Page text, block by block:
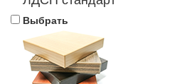
Выбрать